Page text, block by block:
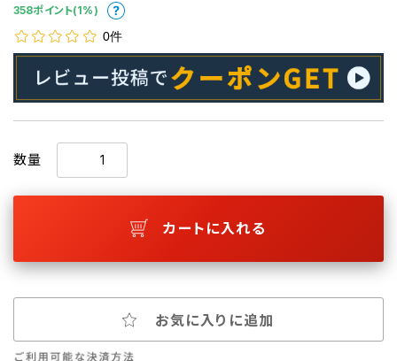
358ポイント(1%)
0件
数量
カートに入れる
お気に入りに追加